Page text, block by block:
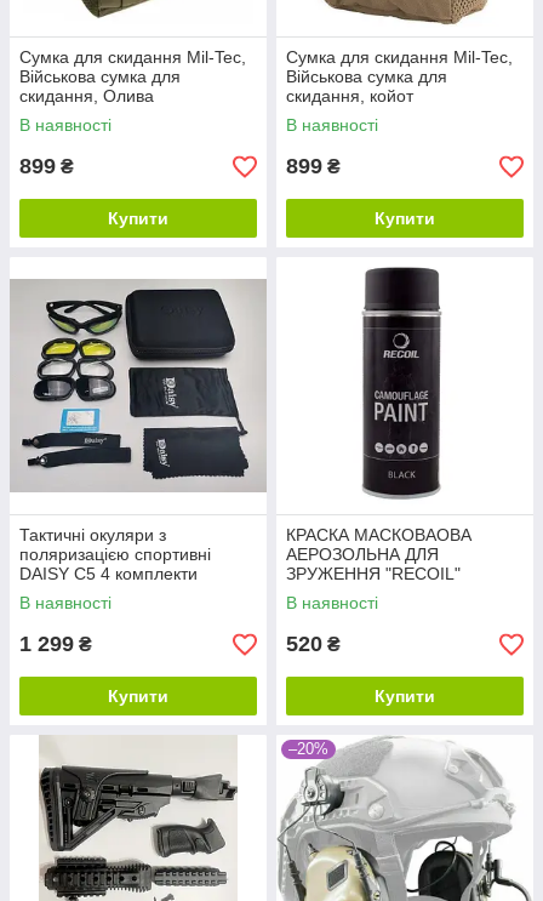
Сумка для скидання Mil-Tec,
Військова сумка для
скидання, Олива
В наявності
899 ₴
Купити
Сумка для скидання Mil-Tec,
Військова сумка для
скидання, койот
В наявності
899 ₴
Купити
Тактичні окуляри з
поляризацією спортивні
DAISY С5 4 комплекти
змінних лінз чохол
В наявності
1 299 ₴
Купити
КРАСКА МАСКОВАОВА
АЕРОЗОЛЬНА ДЛЯ
ЗРУЖЕННЯ "RECOIL"
(Чорна)
В наявності
520 ₴
Купити
–20%